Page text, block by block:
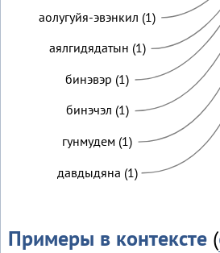
аолугуйя-эвэнкил (1)
аялгидядатын (1)
бинэвэр (1)
бинэчэл (1)
гунмудем (1)
давдыдяна (1)
Примеры в контексте(